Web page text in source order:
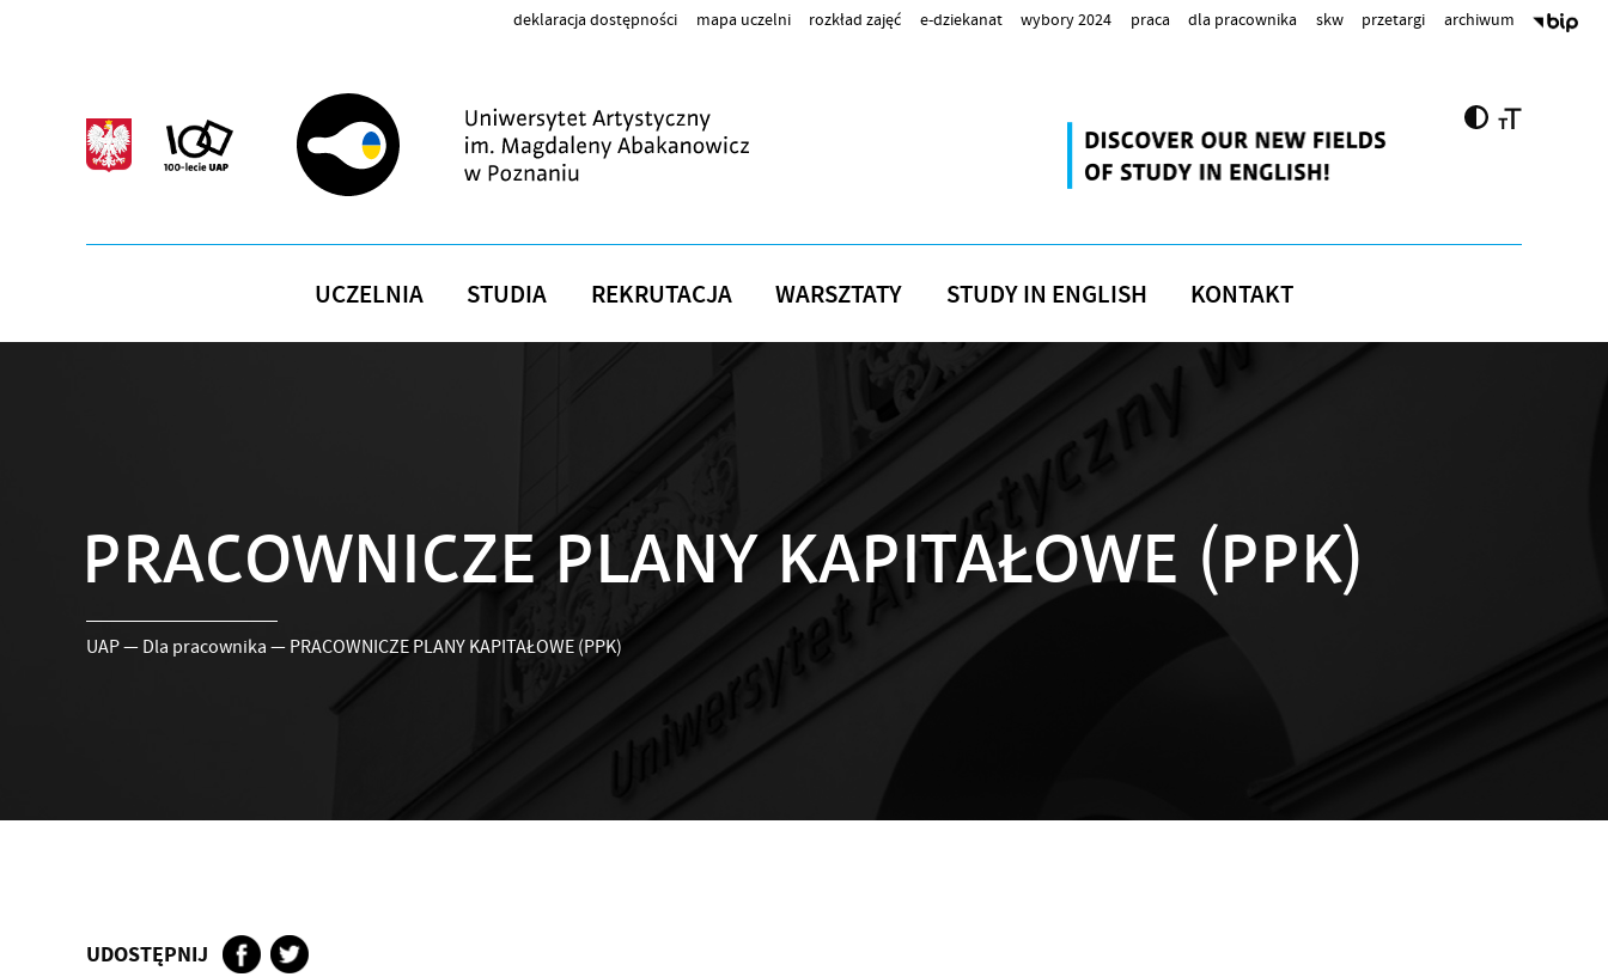
deklaracja dostępności mapa uczelni rozkład zajęć e-dziekanat wybory 2024 praca dla pracownika skw przetargi archiwum
UCZELNIA STUDIA REKRUTACJA WARSZTATY STUDY IN ENGLISH KONTAKT
PRACOWNICZE PLANY KAPITAŁOWE (PPK)
UAP— Dla pracownika — PRACOWNICZE PLANY KAPITAŁOWE (PPK)
UDOSTĘPNIJ